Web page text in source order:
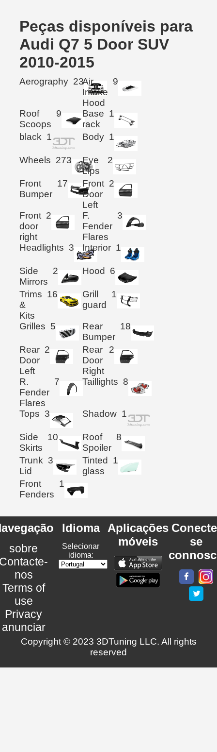
Peças disponíveis para
Audi Q7 5 Door SUV
2010-2015
Aerography 23Air
Intake
Hood
9
Roof
Scoops
9
Base
rack
1
black 1 Body 1
Wheels 273
Eye
Lips
2
Front
Bumper
17
Front
Door
Left
2
Front
door
right
2
F.
Fender
Flares
3
Headlights 3 Interior 1
Side
Mirrors
2 Hood 6
Trims
&
Kits
16
Grill
guard
1
Grilles 5
Rear
Bumper
18
Rear
Door
Left
2
Rear
Door
Right
2
R.
Fender
Flares
7 Taillights 8
Tops 3 Shadow 1
Side
Skirts
10
Roof
Spoiler
8
Trunk
Lid
3
Tinted
glass
1
Front
Fenders
1
sobre
nos
Terms of
use
Privacy
anunciar
Idioma
Selecionar
idioma:
Aplicações
móveis
se
Copyright © 2023 3DTuning LLC. All rights
reserved